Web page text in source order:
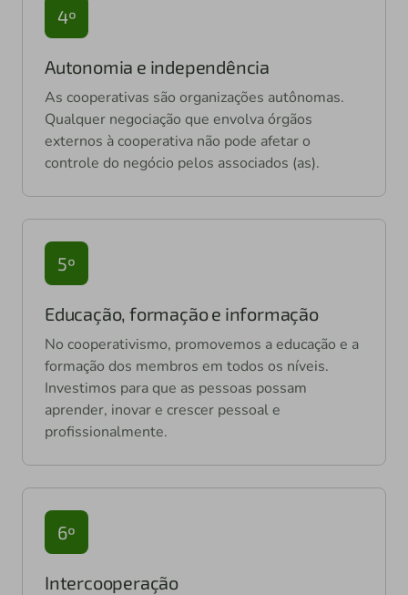
4º
Autonomia e independência
As cooperativas são organizações autônomas.
Qualquer negociação que envolva órgãos
externos à cooperativa não pode afetar o
controle do negócio pelos associados (as).
5º
Educação, formação e informação
No cooperativismo, promovemos a educação e a
formação dos membros em todos os níveis.
Investimos para que as pessoas possam
aprender, inovar e crescer pessoal e
profissionalmente.
6º
Intercooperação